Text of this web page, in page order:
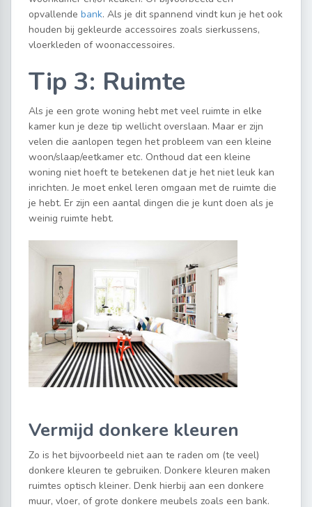
opvallende bank. Als je dit spannend vindt kun je het ook
houden bij gekleurde accessoires zoals sierkussens,
vloerkleden of woonaccessoires.
Tip 3: Ruimte
Als je een grote woning hebt met veel ruimte in elke
kamer kun je deze tip wellicht overslaan. Maar er zijn
velen die aanlopen tegen het probleem van een kleine
woon/slaap/eetkamer etc. Onthoud dat een kleine
woning niet hoeft te betekenen dat je het niet leuk kan
inrichten. Je moet enkel leren omgaan met de ruimte die
je hebt. Er zijn een aantal dingen die je kunt doen als je
weinig ruimte hebt.
Vermijd donkere kleuren
Zo is het bijvoorbeeld niet aan te raden om (te veel)
donkere kleuren te gebruiken. Donkere kleuren maken
ruimtes optisch kleiner. Denk hierbij aan een donkere
muur, vloer, of grote donkere meubels zoals een bank.